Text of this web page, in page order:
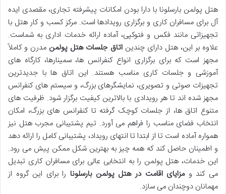
هتل پولمن بارسلونا با دارا بودن امکانات پیشرفته تجاری، مقصدی ایده
آل برای مسافران کاری و برگزاری رویدادها است. مرکز کسب و کار هتل با
تجهیزاتی مانند فکس و فتوکپی، آماده ارائه خدمات اداری به شماست.
علاوه بر این، هتل دارای چندیناتاق جلسات هتل پولمن مدرن و کاملاً
مجهز است که برای برگزاری انواع کنفرانس ها، سمینارها، کارگاه های
آموزشی و جلسات کاری مناسب هستند. این اتاق ها با جدیدترین
تجهیزات صوتی و تصویری، نمایشگرهای بزرگ، و سیستم های کنفرانس
مجهز شده اند تا هر رویدادی با بالاترین کیفیت برگزار شود. ظرفیت های
متنوع اتاق ها، از جلسات کوچک گرفته تا کنفرانس های بزرگ، امکان
انتخاب فضای مناسب را فراهم می آورد. تیم پشتیبانی مجرب هتل نیز
همواره آماده است تا از ابتدا تا انتهای رویداد، پشتیبانی کامل را ارائه دهد
و اطمینان حاصل کند که همه چیز به بهترین شکل ممکن پیش می رود.
این خدمات، هتل پولمن را به انتخابی عالی برای مسافران کاری تبدیل
می کند ومزایای اقامت در هتل پولمن بارسلونارا برای این گروه از
مهمانان دوچندان می سازد.